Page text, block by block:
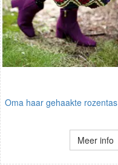
Oma haar gehaakte rozentas
Meer info